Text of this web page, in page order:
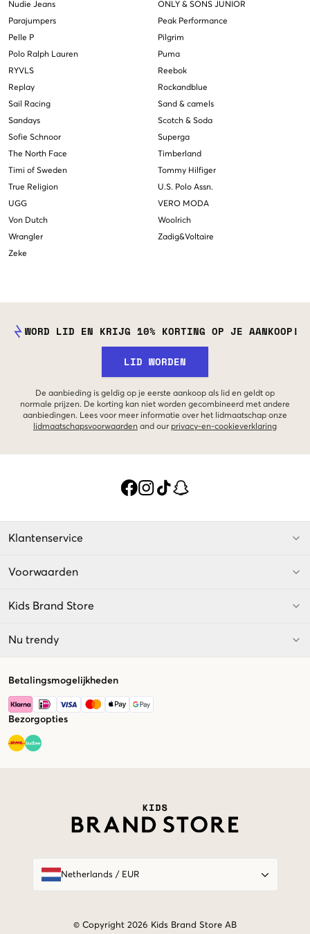
Nudie Jeans
ONLY & SONS JUNIOR
Parajumpers
Peak Performance
Pelle P
Pilgrim
Polo Ralph Lauren
Puma
RYVLS
Reebok
Replay
Rockandblue
Sail Racing
Sand & camels
Sandays
Scotch & Soda
Sofie Schnoor
Superga
The North Face
Timberland
Timi of Sweden
Tommy Hilfiger
True Religion
U.S. Polo Assn.
UGG
VERO MODA
Von Dutch
Woolrich
Wrangler
Zadig&Voltaire
Zeke
WORD LID EN KRIJG 10% KORTING OP JE AANKOOP!
LID WORDEN
De aanbieding is geldig op je eerste aankoop als lid en geldt op
normale prijzen. De korting kan niet worden gecombineerd met andere
aanbiedingen. Lees voor meer informatie over het lidmaatschap onze
lidmaatschapsvoorwaarden and our privacy-en-cookieverklaring
Klantenservice
Voorwaarden
Kids Brand Store
Nu trendy
Betalingsmogelijkheden
Bezorgopties
Netherlands/ EUR
© Copyright 2026 Kids Brand Store AB